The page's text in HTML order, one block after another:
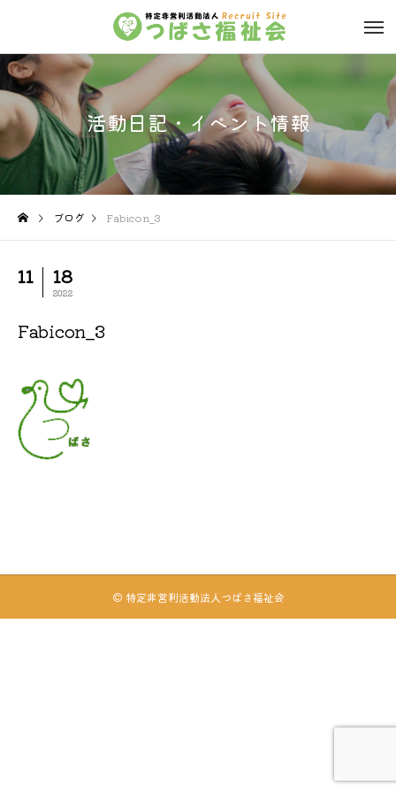
活動日記・イベント情報
ブログ Fabicon_3
11 18
2022
Fabicon_3
© 特定非営利活動法人つばさ福祉会